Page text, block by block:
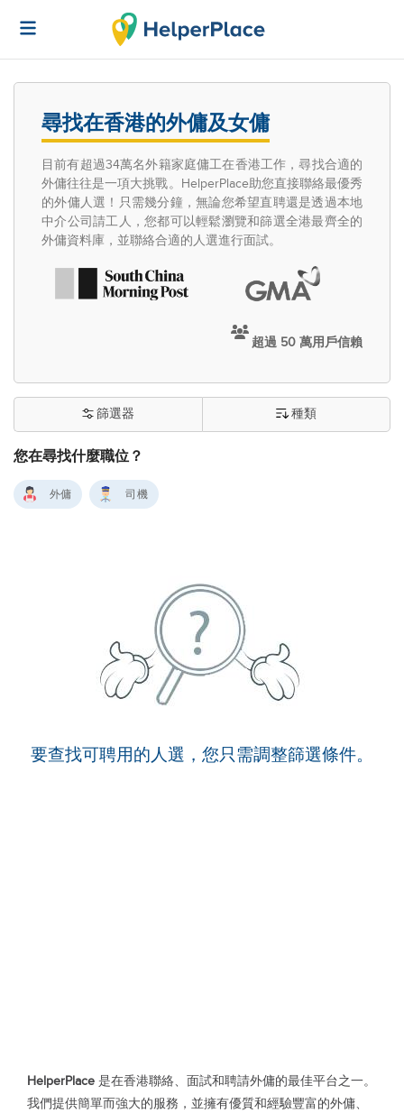
尋找在香港的外傭及女傭
目前有超過34萬名外籍家庭傭工在香港工作，尋找合適的
外傭往往是一項大挑戰。HelperPlace助您直接聯絡最優秀
的外傭人選！只需幾分鐘，無論您希望直聘還是透過本地
中介公司請工人，您都可以輕鬆瀏覽和篩選全港最齊全的
外傭資料庫，並聯絡合適的人選進行面試。
超過 50 萬用戶信賴
您在尋找什麼職位？
篩選器 種類
外傭 司機
要查找可聘用的人選，您只需調整篩選條件。
HelperPlace 是在香港聯絡、面試和聘請外傭的最佳平台之一。
我們提供簡單而強大的服務，並擁有優質和經驗豐富的外傭、